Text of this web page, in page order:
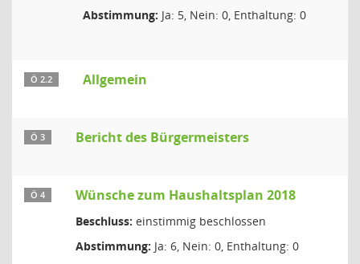
Abstimmung: Ja: 5, Nein: 0, Enthaltung: 0
Ö 2.2 Allgemein
Ö 3 Bericht des Bürgermeisters
Ö 4 Wünsche zum Haushaltsplan 2018
Beschluss: einstimmig beschlossen
Abstimmung: Ja: 6, Nein: 0, Enthaltung: 0